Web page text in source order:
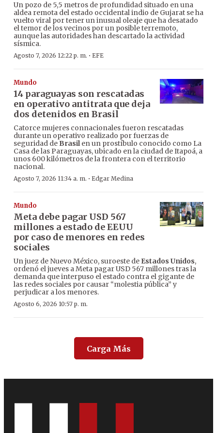
Un pozo de 5,5 metros de profundidad situado en una
aldea remota del estado occidental indio de Gujarat se ha
vuelto viral por tener un inusual oleaje que ha desatado
el temor de los vecinos por un posible terremoto,
aunque las autoridades han descartado la actividad
sísmica.
Agosto 7, 2026 12:22 p. m. · EFE
Mundo
14 paraguayas son rescatadas
en operativo antitrata que deja
dos detenidos en Brasil
Catorce mujeres connacionales fueron rescatadas
durante un operativo realizado por fuerzas de
seguridad de Brasilen un prostíbulo conocido como La
Casa de las Paraguayas, ubicado en la ciudad de Itapoá, a
unos 600 kilómetros de la frontera con el territorio
nacional.
Agosto 7, 2026 11:34 a. m. · Edgar Medina
Mundo
Meta debe pagar USD 567
millones a estado de EEUU
por caso de menores en redes
sociales
Un juez de Nuevo México, suroeste de Estados Unidos,
ordenó el jueves a Meta pagar USD 567 millones tras la
demanda que interpuso el estado contra el gigante de
las redes sociales por causar “molestia pública” y
perjudicar a los menores.
Agosto 6, 2026 10:57 p. m.
Carga Más